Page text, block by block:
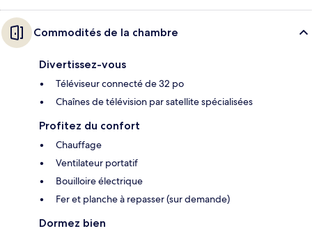
Commodités de la chambre
Divertissez-vous
Téléviseur connecté de 32 po
Chaînes de télévision par satellite spécialisées
Profitez du confort
Chauffage
Ventilateur portatif
Bouilloire électrique
Fer et planche à repasser (sur demande)
Dormez bien